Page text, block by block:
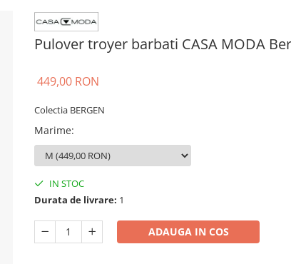
Pulover troyer barbati CASA MODA
449,00 RON
Colectia BERGEN
Marime:
IN STOC
Durata de livrare: 1
ADAUGA IN COS